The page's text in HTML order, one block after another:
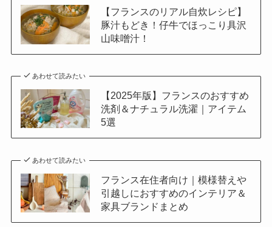
【フランスのリアル自炊レシピ】
豚汁もどき！仔牛でほっこり具沢
山味噌汁！
あわせて読みたい
【2025年版】フランスのおすすめ
洗剤＆ナチュラル洗濯｜アイテム
5選
あわせて読みたい
フランス在住者向け｜模様替えや
引越しにおすすめのインテリア＆
家具ブランドまとめ